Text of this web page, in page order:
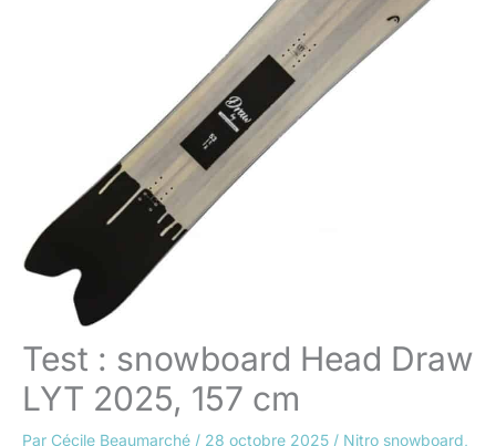
Test : snowboard Head Draw
LYT 2025, 157 cm
Par Cécile Beaumarché / 28 octobre 2025 / Nitro snowboard